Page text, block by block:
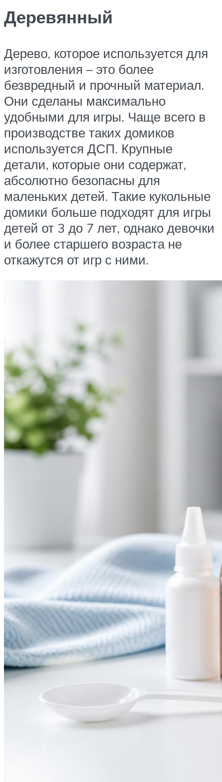
Деревянный
Дерево, которое используется для
изготовления – это более
безвредный и прочный материал.
Они сделаны максимально
удобными для игры. Чаще всего в
производстве таких домиков
используется ДСП. Крупные
детали, которые они содержат,
абсолютно безопасны для
маленьких детей. Такие кукольные
домики больше подходят для игры
детей от 3 до 7 лет, однако девочки
и более старшего возраста не
откажутся от игр с ними.